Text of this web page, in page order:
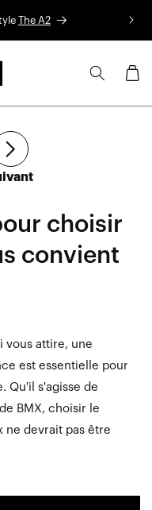
The A2
Panier
choisir
convient
vous attire, une
est essentielle pour
Qu'il s'agisse de
BMX, choisir le
ne devrait pas être